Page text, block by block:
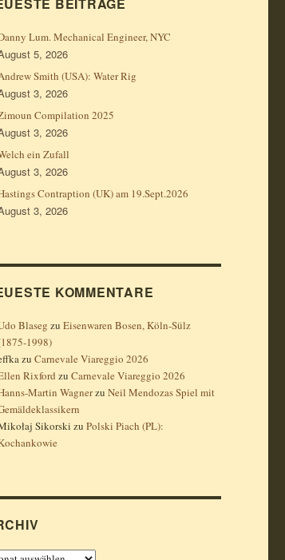
Lum. Mechanical Engineer, NYC
5, 2026
Smith (USA): Water Rig
3, 2026
Compilation 2025
3, 2026
ein Zufall
3, 2026
Contraption (UK) am 19.Sept.2026
3, 2026
KOMMENTARE
Blaseg zuEisenwaren Bosen, Köln-Sülz
1998)
zuCarnevale Viareggio 2026
Rixford zuCarnevale Viareggio 2026
Martin WagnerzuNeil Mendozas Spiel mit
Sikorski zuPolski Piach (PL):